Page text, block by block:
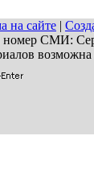
на сайте |
номер СМИ: